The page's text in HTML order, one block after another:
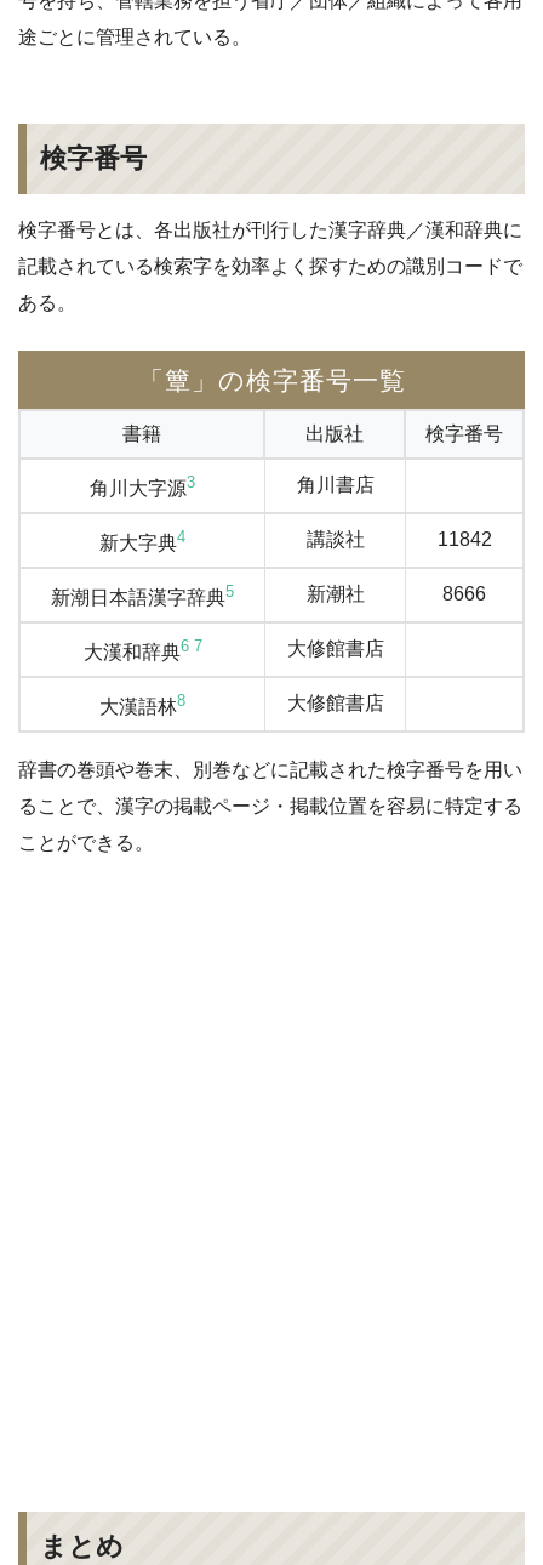
途ごとに管理されている。
検字番号
検字番号とは、各出版社が刊行した漢字辞典／漢和辞典に
記載されている検索字を効率よく探すための識別コードで
ある。
「簟」の検字番号一覧
書籍 出版社 検字番号
角川大字源3 角川書店
新大字典4 講談社 11842
新潮日本語漢字辞典5 新潮社 8666
大漢和辞典6 7 大修館書店
大漢語林8 大修館書店
辞書の巻頭や巻末、別巻などに記載された検字番号を用い
ることで、漢字の掲載ページ・掲載位置を容易に特定する
ことができる。
まとめ